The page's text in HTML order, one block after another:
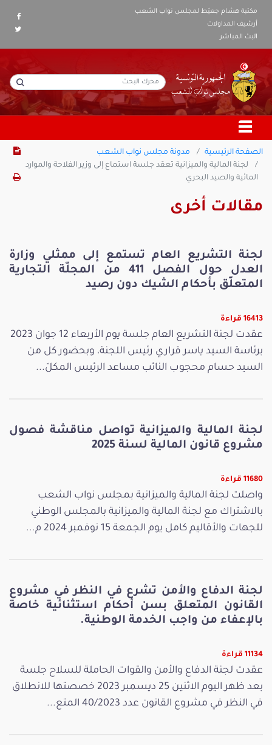
مكتبة هشام جعيّط لمجلس نواب الشعب
أرشيف المداولات
البث المباشر
الصفحة الرئيسية
مدونة مجلس نواب الشعب
لجنة المالية والميزانية تعقد جلسة استماع إلى وزير الفلاحة والموارد
المائية والصيد البحري
مقالات أخرى
لجنة التشريع العام تستمع إلى ممثلي وزارة
العدل حول الفصل 411 من المجلّة التجارية
المتعلّق بأحكام الشيك دون رصيد
16413 قراءة
عقدت لجنة التشريع العام جلسة يوم الأربعاء 12 جوان 2023
برئاسة السيد ياسر قراري رئيس اللجنة، وبحضور كل من
السيد حسام محجوب النائب مساعد الرئيس المكلّ...
لجنة المالية والميزانية تواصل مناقشة فصول
مشروع قانون المالية لسنة 2025
11680 قراءة
واصلت لجنة المالية والميزانية بمجلس نواب الشعب
بالاشتراك مع لجنة المالية والميزانية بالمجلس الوطني
للجهات والأقاليم كامل يوم الجمعة 15 نوفمبر 2024 م...
لجنة الدفاع والأمن تشرع في النظر في مشروع
القانون المتعلق بسن أحكام استثنائية خاصة
بالإعفاء من واجب الخدمة الوطنية.
11134 قراءة
عقدت لجنة الدفاع والأمن والقوات الحاملة للسلاح جلسة
بعد ظهر اليوم الاثنين 25 ديسمبر 2023 خصصتها للانطلاق
في النظر في مشروع القانون عدد 40/2023 المتع...